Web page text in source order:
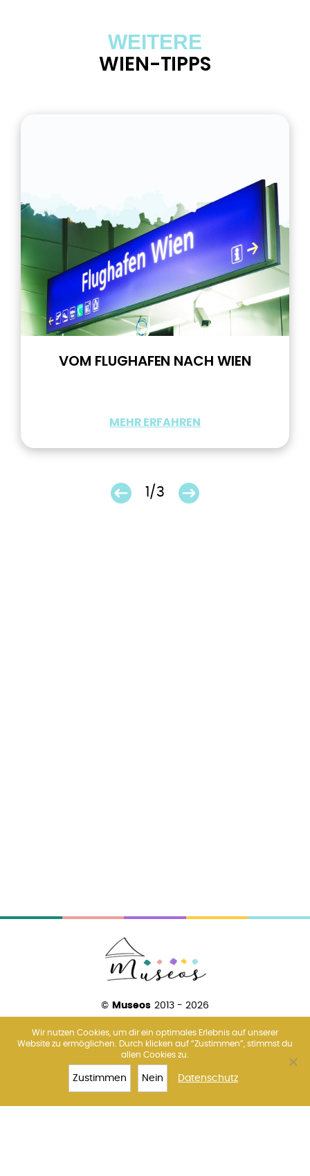
WEITERE
WIEN-TIPPS
VOM FLUGHAFEN NACH WIEN
MEHR ERFAHREN
1/3
RIESENRAD
© Museos 2013 - 2026
Amsterdam Barcelona
Florenz
Madrid
Paris Rom Venedig
Wir nutzen Cookies, um dir ein optimales Erlebnis auf unserer
Website zu ermöglichen. Durch klicken auf “Zustimmen”, stimmst du
allen Cookies zu.
Zustimmen Nein Datenschutz